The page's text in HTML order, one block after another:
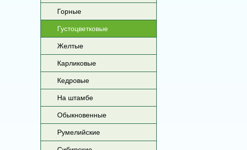
Горные
Густоцветковые
Желтые
Карликовые
Кедровые
На штамбе
Обыкновенные
Румелийские